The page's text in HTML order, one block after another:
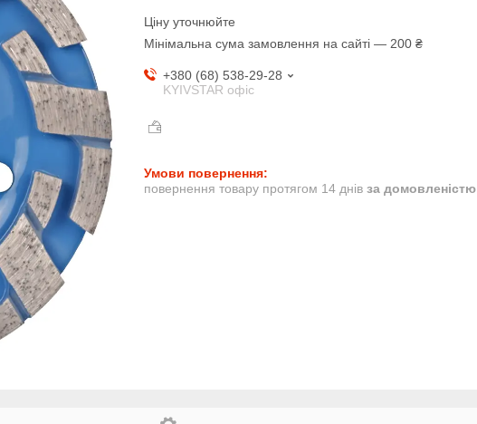
Ціну уточнюйте
Мінімальна сума замовлення на сайті — 200 ₴
+380 (68) 538-29-28
KYIVSTAR офіс
повернення товару протягом 14 днів за домовленістю